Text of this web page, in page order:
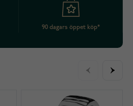
90 dagars öppet köp*